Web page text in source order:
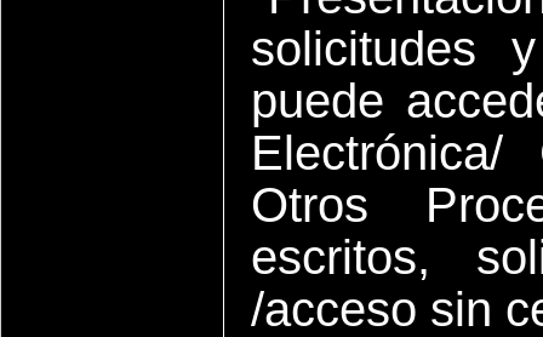
solicitudes
puede
Otros
escritos,
/acceso sin